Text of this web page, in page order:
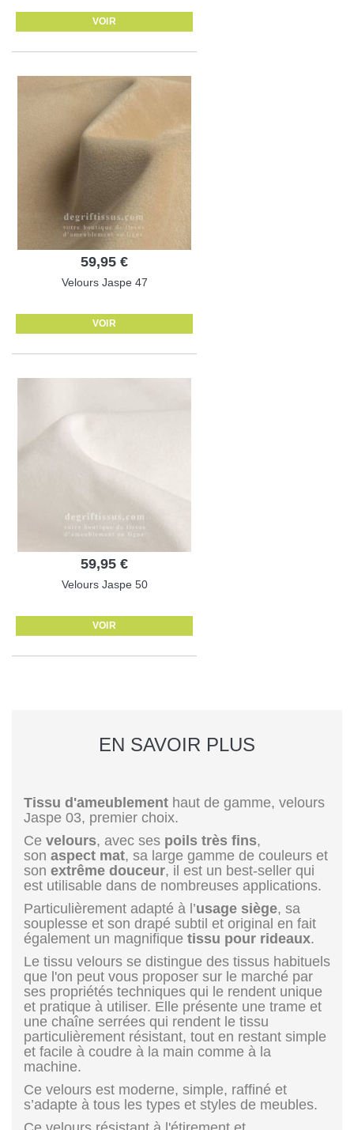
VOIR
59,95 €
Velours Jaspe 47
VOIR
59,95 €
Velours Jaspe 50
VOIR
EN SAVOIR PLUS
Tissu d'ameublement haut de gamme, velours
Jaspe 03, premier choix.
Ce velours, avec ses poils très fins,
son aspect mat, sa large gamme de couleurs et
son extrême douceur, il est un best-seller qui
est utilisable dans de nombreuses applications.
Particulièrement adapté à l’usage siège, sa
souplesse et son drapé subtil et original en fait
également un magnifique tissu pour rideaux.
Le tissu velours se distingue des tissus habituels
que l'on peut vous proposer sur le marché par
ses propriétés techniques qui le rendent unique
et pratique à utiliser. Elle présente une trame et
une chaîne serrées qui rendent le tissu
particulièrement résistant, tout en restant simple
et facile à coudre à la main comme à la
machine.
Ce velours est moderne, simple, raffiné et
s’adapte à tous les types et styles de meubles.